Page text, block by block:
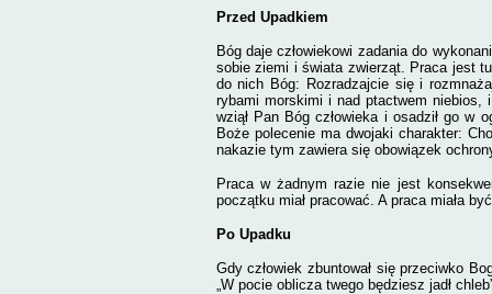
Przed Upadkiem
Bóg daje człowiekowi zadania do
sobie ziemi i świata zwierząt. Praca jest tu
do nich Bóg: Rozradzajcie się i
rybami morskimi i nad ptactwem niebios,
wziął Pan Bóg człowieka i osadził go w
Boże polecenie ma dwojaki charakter:
nakazie tym zawiera się obowiązek
Praca w żadnym razie nie jest
początku miał pracować. A praca miała
Po Upadku
Gdy człowiek zbuntował się przeciwko
„W pocie oblicza twego będziesz jadł